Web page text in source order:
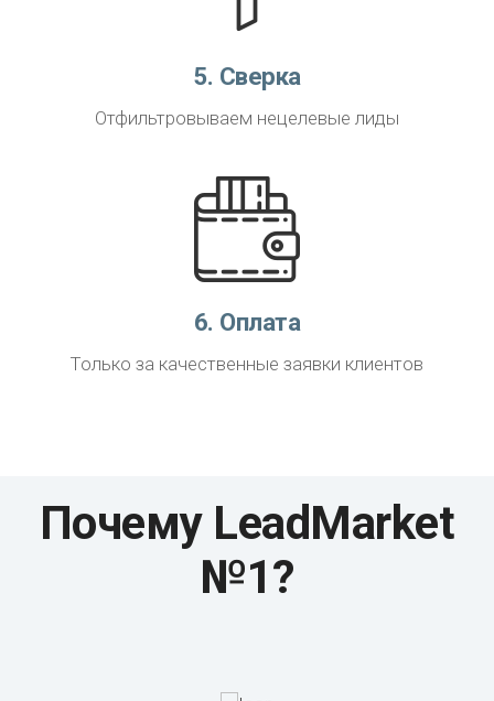
5. Сверка
Отфильтровываем нецелевые лиды
6. Оплата
Только за качественные заявки клиентов
Почему LeadMarket
№1?